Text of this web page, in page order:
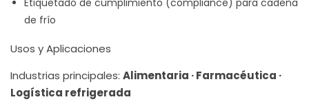
Etiquetado de cumplimiento (compliance) para cadena
de frío
Usos y Aplicaciones
Industrias principales: Alimentaria · Farmacéutica ·
Logística refrigerada